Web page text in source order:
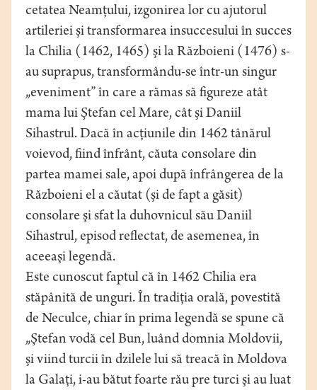
cetatea Neamţului, izgonirea lor cu ajutorul
artileriei şi transformarea insuccesului în succes
la Chilia (1462, 1465) şi la Războieni (1476) s-
au suprapus, transformându-se într-un singur
„eveniment” în care a rămas să figureze atât
mama lui Ştefan cel Mare, cât şi Daniil
Sihastrul. Dacă în acţiunile din 1462 tânărul
voievod, fiind înfrânt, căuta consolare din
partea mamei sale, apoi după înfrângerea de la
Războieni el a căutat (şi de fapt a găsit)
consolare şi sfat la duhovnicul său Daniil
Sihastrul, episod reflectat, de asemenea, în
aceeaşi legendă.
Este cunoscut faptul că în 1462 Chilia era
stăpânită de unguri. În tradiţia orală, povestită
de Neculce, chiar în prima legendă se spune că
„Ştefan vodă cel Bun, luând domnia Moldovii,
şi viind turcii în dzilele lui să treacă în Moldova
la Galaţi, i-au bătut foarte rău pre turci şi au luat